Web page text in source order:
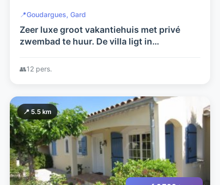
📍Goudargues, Gard
Zeer luxe groot vakantiehuis met privé
zwembad te huur. De villa ligt in
GARD,Provence,Zuid Frankrijk. zie
👥12 pers.
📍 5.5 km